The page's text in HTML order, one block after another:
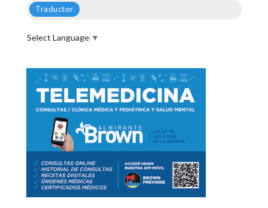
Traductor
Select Language ▼